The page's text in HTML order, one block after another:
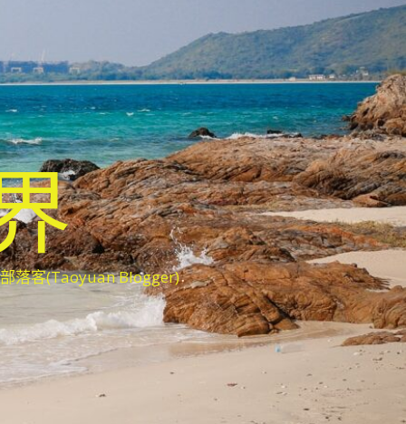
落客(Taoyuan Blogger)